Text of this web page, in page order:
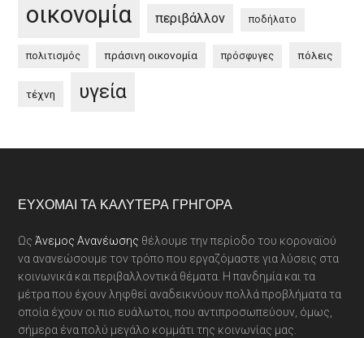
οικονομία περιβάλλον ποδήλατο
πολιτισμός πράσινη οικονομία πρόσφυγες πόλεις
τέχνη υγεία
Footer
ΕΎΧΟΜΑΙ ΤΑ ΚΑΛΎΤΕΡΑ ΓΡΉΓΟΡΑ
ΩςΆνεμος Ανανέωσης θέλουμε την περίοδο του κοροναϊού
να ανανεώσουμε τον τρόπο που εργαζόμαστε για λύσεις στα
κοινωνικά και περιβαλλοντικά θέματα. Η πανδημία και τα
μέτρα που έχουν ληφθεί αναδεικνύουν πολλά προβλήματα τα
οποία έχουν οι πιο ευάλωτοι, που αντιπροσωπεύουν, όμως,
σήμερα ένα πολύ μεγάλο κομμάτι της κοινωνίας μας.